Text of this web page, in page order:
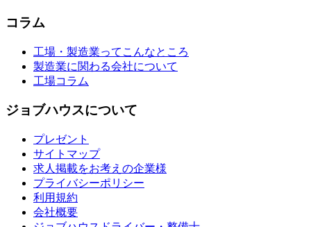
コラム
工場・製造業ってこんなところ
製造業に関わる会社について
工場コラム
ジョブハウスについて
プレゼント
サイトマップ
求人掲載をお考えの企業様
プライバシーポリシー
利用規約
会社概要